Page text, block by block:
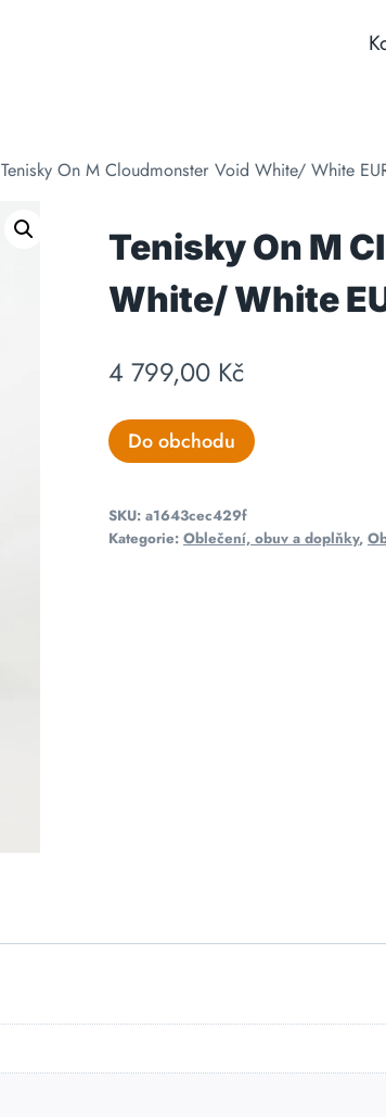
Tenisky On M Cloudmonster Void White/ White
Tenisky On M
White/ White
4 799,00 Kč
Do obchodu
SKU: a1643cec429f
Kategorie: Oblečení, obuv a doplňky,